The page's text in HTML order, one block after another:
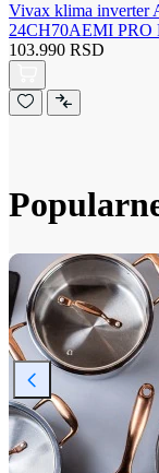
Vivax klima inverter
24CH70AEMI PRO
103.990 RSD